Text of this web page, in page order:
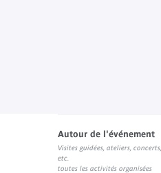
Autour de l'événement
Visites guidées, ateliers, concerts,
etc.
toutes les activités organisées